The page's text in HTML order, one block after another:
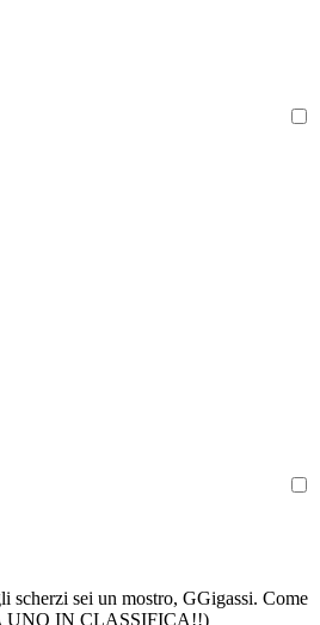
scherzi sei un mostro, GGigassi. Come
UNO IN CLASSIFICA!!)